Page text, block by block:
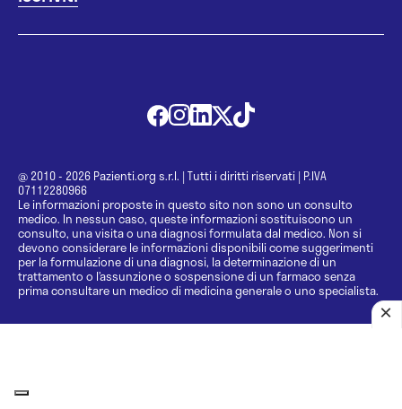
@ 2010 - 2026 Pazienti.org s.r.l. | Tutti i diritti riservati | P.IVA
07112280966
Le informazioni proposte in questo sito non sono un consulto
medico. In nessun caso, queste informazioni sostituiscono un
consulto, una visita o una diagnosi formulata dal medico. Non si
devono considerare le informazioni disponibili come suggerimenti
per la formulazione di una diagnosi, la determinazione di un
trattamento o l’assunzione o sospensione di un farmaco senza
prima consultare un medico di medicina generale o uno specialista.